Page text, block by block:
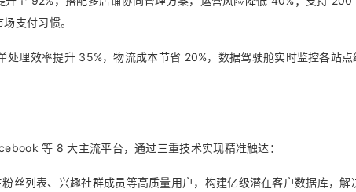
支付习惯。
处理效率提升 35%，物流成本节省 20%，数据驾驶舱实时监控各站点
等 8 大主流平台，通过三重技术实现精准触达：
丝列表、兴趣社群成员等高质量用户，构建亿级潜在客户数据库，解